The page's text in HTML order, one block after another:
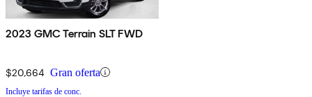
2023 GMC Terrain SLT FWD
$20,664 Gran oferta
Incluye tarifas de conc.